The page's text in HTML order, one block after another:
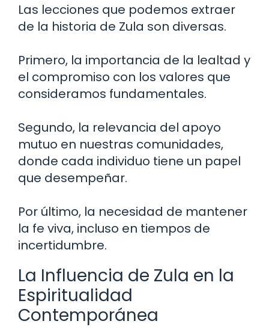
Las lecciones que podemos extraer
de la historia de Zula son diversas.
Primero, la importancia de la lealtad y
el compromiso con los valores que
consideramos fundamentales.
Segundo, la relevancia del apoyo
mutuo en nuestras comunidades,
donde cada individuo tiene un papel
que desempeñar.
Por último, la necesidad de mantener
la fe viva, incluso en tiempos de
incertidumbre.
La Influencia de Zula en la
Espiritualidad
Contemporánea